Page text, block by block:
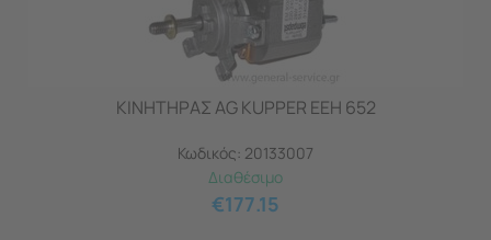
ΚΙΝΗΤΗΡΑΣ AG KUPPER EEH 652
Κωδικός: 20133007
Διαθέσιμο
€177.15